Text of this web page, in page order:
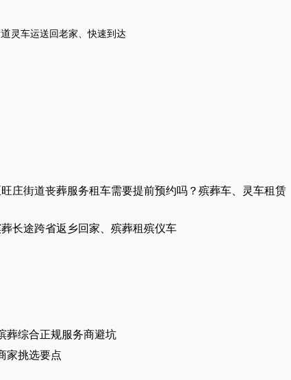
灵车运送 回老家 、快速到达
庄街道丧葬服务租车需要提前预约吗？殡葬车、灵车租赁
长途跨省返乡回家、殡葬租殡仪车
葬综合正规服务商避坑
家挑选要点